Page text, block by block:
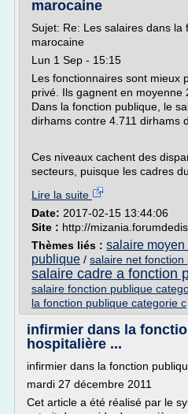
marocaine
Sujet: Re: Les salaires dans la
marocaine
Lun 1 Sep - 15:15
Les fonctionnaires sont mieux
privé. Ils gagnent en moyenne
Dans la fonction publique, le
dirhams contre 4.711 dirhams
Ces niveaux cachent des
secteurs, puisque les cadres du
Lire la suite
Date: 2017-02-15 13:44:06
Site : http://
Thèmes liés : salaire moyen
publique / salaire net
salaire cadre a fonction
salaire fonction publique
la fonction publique categorie c
infirmier dans la
hospitalière ...
infirmier dans la fonction
mardi 27 décembre 2011
Cet article a été réalisé par le